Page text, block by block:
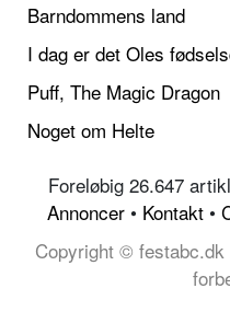
Barndommens land
I dag er det Oles
Puff, The Magic Dragon
Noget om Helte
Foreløbig 26.647
Annoncer • Kontakt •
Copyright © festabc.dk